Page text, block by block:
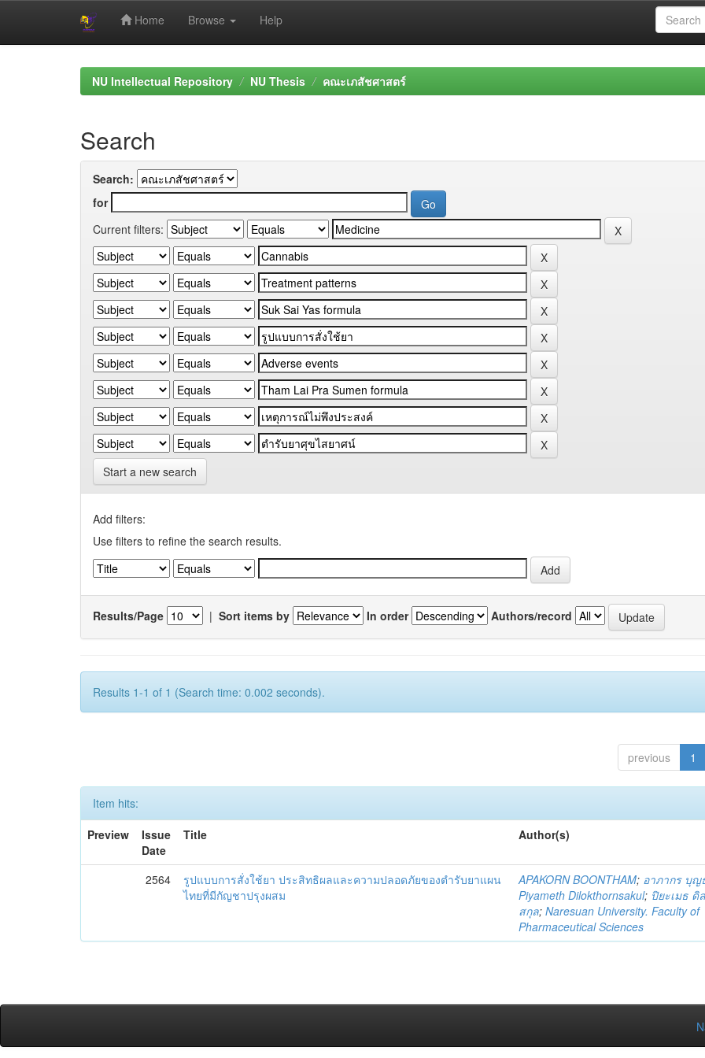
Home Browse Help
NU Intellectual Repository NU Thesis คณะเภสัชศาสตร์
Search
Search:
for
Current filters:
Start a new search
Add filters:
Use filters to refine the search results.
Results/Page | Sort items by In order Authors/record
Results 1-1 of 1 (Search time: 0.002 seconds).
previous 1
Item hits:
Preview
Issue
Date
Title Author(s)
2564
รูปแบบการสั่งใช้ยา ประสิทธิผลและความปลอดภัยของตำรับยาแผน
ไทยที่มีกัญชาปรุงผสม
APAKORN BOONTHAM; อาภากร บุญ
Piyameth Dilokthornsakul; ปิยะเมธ ดิ
สกุล;Naresuan University. Faculty of
Pharmaceutical Sciences